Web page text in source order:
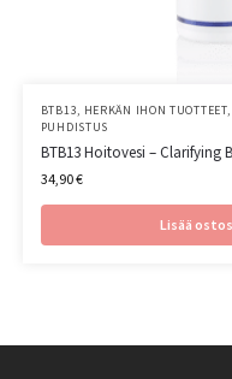
BTB13, HERKÄN IHON TUOTTEET,
PUHDISTUS
BTB13 Hoitovesi – Clarifying
34,90€
Lisää